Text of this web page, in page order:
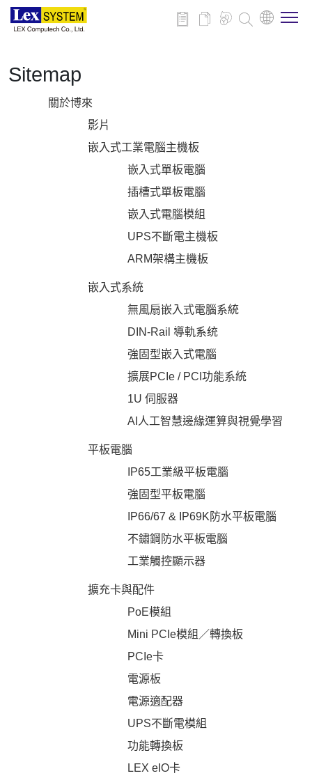
關於博來
Sitemap
關於博來
影片
嵌入式工業電腦主機板
嵌入式單板電腦
插槽式單板電腦
嵌入式電腦模組
UPS不斷電主機板
ARM架構主機板
嵌入式系統
無風扇嵌入式電腦系統
DIN-Rail 導軌系统
強固型嵌入式電腦
擴展PCIe / PCI功能系統
1U 伺服器
AI人工智慧邊緣運算與視覺學習
平板電腦
IP65工業級平板電腦
強固型平板電腦
IP66/67 & IP69K防水平板電腦
不鏽鋼防水平板電腦
工業觸控顯示器
擴充卡與配件
PoE模組
Mini PCIe模組／轉換板
PCIe卡
電源板
電源適配器
UPS不斷電模組
功能轉換板
LEX eIO卡